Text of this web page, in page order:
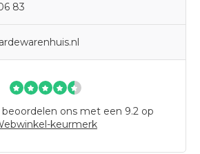
83
ons met een 9.2 op
keurmerk